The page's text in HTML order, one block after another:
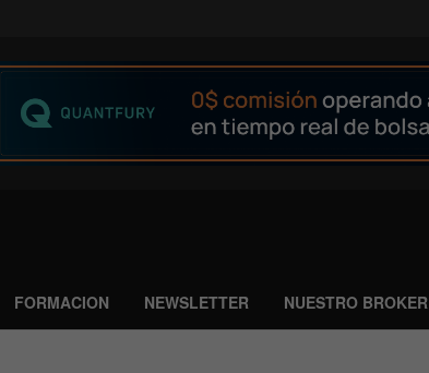
FORMACION NEWSLETTER NUESTRO BROKER